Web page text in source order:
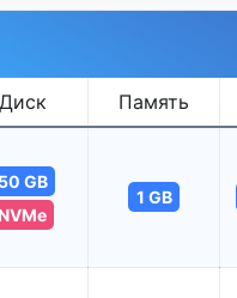
Диск Память
50 GB
NVMe
1 GB